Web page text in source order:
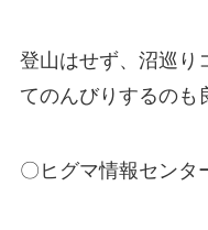
登山はせず、沼巡り
てのんびりするのも
〇ヒグマ情報センタ